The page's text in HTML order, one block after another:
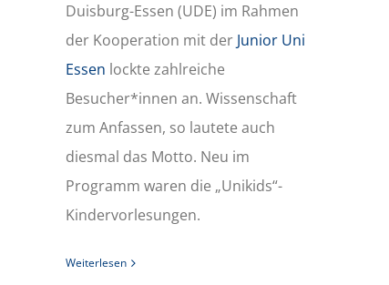
Duisburg-Essen (UDE) im Rahmen
der Kooperation mit der Junior Uni
Essen lockte zahlreiche
Besucher*innen an. Wissenschaft
zum Anfassen, so lautete auch
diesmal das Motto. Neu im
Programm waren die „Unikids“-
Kindervorlesungen.
Weiterlesen